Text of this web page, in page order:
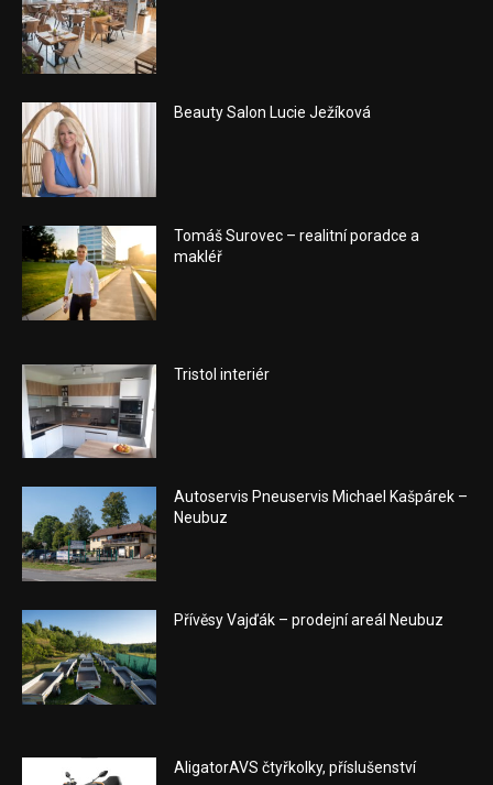
Beauty Salon Lucie Ježíková
Tomáš Surovec – realitní poradce a
makléř
Tristol interiér
Autoservis Pneuservis Michael Kašpárek –
Neubuz
Přívěsy Vajďák – prodejní areál Neubuz
AligatorAVS čtyřkolky, příslušenství